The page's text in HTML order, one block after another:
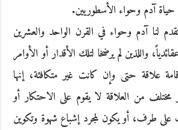
آدم وحواء الأسطوريين.
لنا آدم وحواء في القرن الواحد والعشرين
واللذين لم يرضخا لتلك الأقدار أو الأوامر
علاقة حتى وإن كانت غير متكافئة، إنها
من العلاقة لا يقوم على الاحتكار أو
على طرف، أو يكون لمجرد إشباع شهوة وتكوين